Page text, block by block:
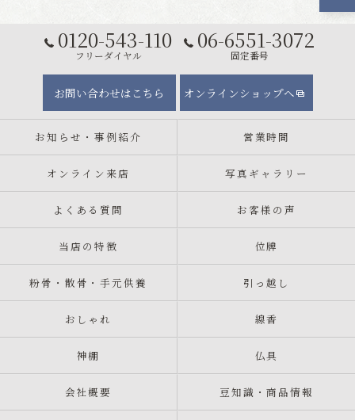
0120-543-110
フリーダイヤル
06-6551-3072
固定番号
お問い合わせはこちら オンラインショップへ
お知らせ・事例紹介 営業時間
オンライン来店 写真ギャラリー
よくある質問 お客様の声
当店の特徴 位牌
粉骨・散骨・手元供養 引っ越し
おしゃれ 線香
神棚 仏具
会社概要 豆知識・商品情報